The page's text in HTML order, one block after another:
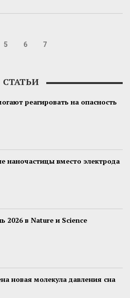
5 6 7
СТАТЬИ
реагировать на опасность
наночастицы вместо электрода
2026 в Nature и Science
новая молекула давления сна